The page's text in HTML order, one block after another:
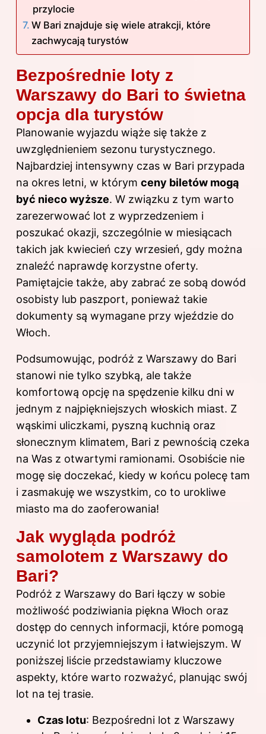
przylocie
W Bari znajduje się wiele atrakcji, które
zachwycają turystów
Bezpośrednie loty z
Warszawy do Bari to świetna
opcja dla turystów
Planowanie wyjazdu wiąże się także z
uwzględnieniem sezonu turystycznego.
Najbardziej intensywny czas w Bari przypada
na okres letni, w którym ceny biletów mogą
być nieco wyższe. W związku z tym warto
zarezerwować lot z wyprzedzeniem i
poszukać okazji, szczególnie w miesiącach
takich jak kwiecień czy wrzesień, gdy można
znaleźć naprawdę korzystne oferty.
Pamiętajcie także, aby zabrać ze sobą dowód
osobisty lub paszport, ponieważ takie
dokumenty są wymagane przy wjeździe do
Włoch.
Podsumowując, podróż z Warszawy do Bari
stanowi nie tylko szybką, ale także
komfortową opcję na spędzenie kilku dni w
jednym z najpiękniejszych włoskich miast. Z
wąskimi uliczkami, pyszną kuchnią oraz
słonecznym klimatem, Bari z pewnością czeka
na Was z otwartymi ramionami. Osobiście nie
mogę się doczekać, kiedy w końcu polecę tam
i zasmakuję we wszystkim, co to urokliwe
miasto ma do zaoferowania!
Jak wygląda podróż
samolotem z Warszawy do
Bari?
Podróż z Warszawy do Bari łączy w sobie
możliwość podziwiania piękna Włoch oraz
dostęp do cennych informacji, które pomogą
uczynić lot przyjemniejszym i łatwiejszym. W
poniższej liście przedstawiamy kluczowe
aspekty, które warto rozważyć, planując swój
lot na tej trasie.
Czas lotu: Bezpośredni lot z Warszawy